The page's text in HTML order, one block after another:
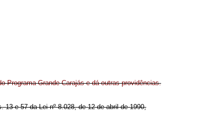
Programa Grande Carajás e dá outras providências.
e 57 da Lei nº 8.028, de 12 de abril de 1990,